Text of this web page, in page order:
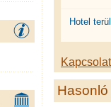
Hotel